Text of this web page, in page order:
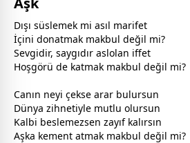
Dışı süslemek mi asıl marifet
İçini donatmak makbul değil mi?
Sevgidir, saygıdır aslolan iffet
Hoşgörü de katmak makbul değil mi?
Canın neyi çekse arar bulursun
Dünya zihnetiyle mutlu olursun
Kalbi beslemezsen zayıf kalırsın
Aşka kement atmak makbul değil mi?